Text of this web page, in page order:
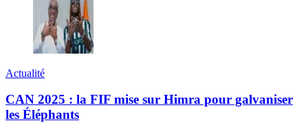
Actualité
CAN 2025 : la FIF mise sur Himra pour galvaniser
les Éléphants